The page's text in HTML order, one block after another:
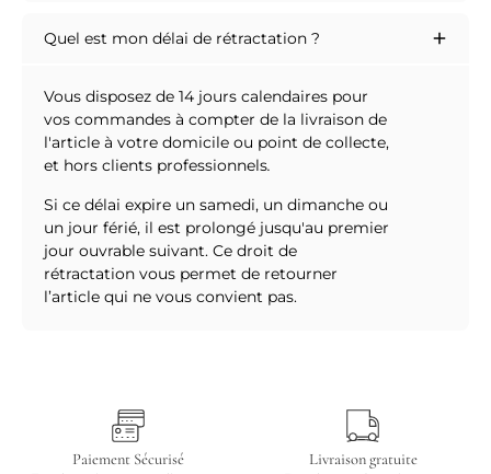
Quel est mon délai de rétractation ?
Vous disposez de 14 jours calendaires pour
vos commandes à compter de la livraison de
l'article à votre domicile ou point de collecte,
et hors clients professionnels.
Si ce délai expire un samedi, un dimanche ou
un jour férié, il est prolongé jusqu'au premier
jour ouvrable suivant. Ce droit de
rétractation vous permet de retourner
l’article qui ne vous convient pas.
Paiement Sécurisé Livraison gratuite